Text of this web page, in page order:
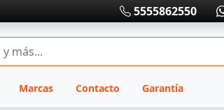
5555862550
Marcas Contacto Garantía